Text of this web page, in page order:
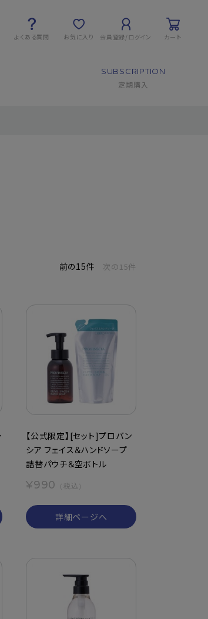
よくある質問 お気に入り 会員登録/ログイン カート
SUBSCRIPTION
定期購入
前の15件 次の15件
【公式限定】[セット]プロバン
シア フェイス＆ハンドソープ
詰替パウチ＆空ボトル
¥990 （税込）
詳細ページへ